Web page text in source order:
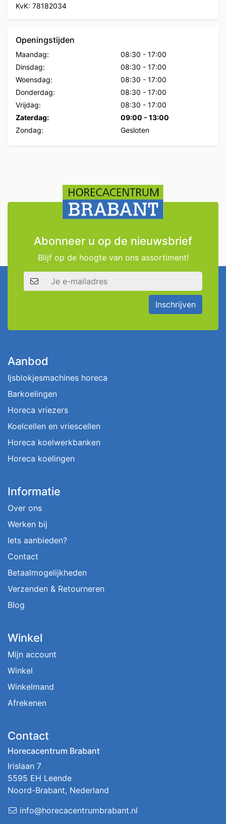
KvK: 78182034
Openingstijden
Maandag: 08:30 - 17:00
Dinsdag:
08:30 - 17:00
Woensdag:
08:30 - 17:00
Donderdag:
08:30 - 17:00
Vrijdag:
08:30 - 17:00
Zaterdag:
09:00 - 13:00
Zondag:
Gesloten
Abonneer u op de nieuwsbrief
Blijf op de hoogte van ons assortiment!
E-mailadres
Inschrijven
Aanbod
Ijsblokjesmachines horeca
Barkoelingen
Horeca vriezers
Koelcellen en vriescellen
Horeca koelwerkbanken
Horeca koelingen
Informatie
Over ons
Werken bij
Iets aanbieden?
Contact
Betaalmogelijkheden
Verzenden & Retourneren
Blog
Winkel
Mijn account
Winkel
Winkelmand
Afrekenen
Contact
Horecacentrum Brabant
Irislaan 7
5595 EH Leende
Noord-Brabant, Nederland
info@horecacentrumbrabant.nl